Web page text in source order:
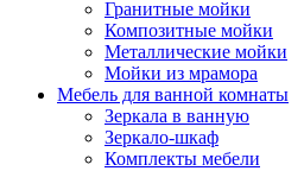
Гранитные мойки
Композитные мойки
Металлические мойки
Мойки из мрамора
Мебель для ванной комнаты
Зеркала в ванную
Зеркало-шкаф
Комплекты мебели